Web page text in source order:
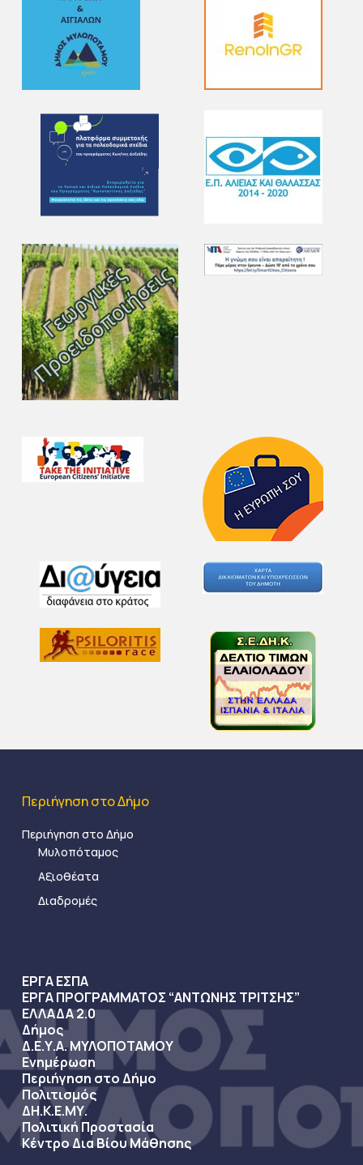
Περιήγηση στο Δήμο
Περιήγηση στο Δήμο
Μυλοπόταμος
Αξιοθέατα
Διαδρομές
ΕΡΓΑ ΕΣΠΑ
ΕΡΓΑ ΠΡΟΓΡΑΜΜΑΤΟΣ “ΑΝΤΩΝΗΣ ΤΡΙΤΣΗΣ”
ΕΛΛΑΔΑ 2.0
Δήμος
Δ.Ε.Υ.Α. ΜΥΛΟΠΟΤΑΜΟΥ
Ενημέρωση
Περιήγηση στο Δήμο
Πολιτισμός
ΔΗ.Κ.Ε.ΜΥ.
Πολιτική Προστασία
Κέντρο Δια Βίου Μάθησης